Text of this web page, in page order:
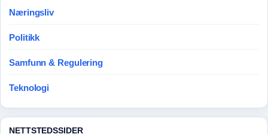
Næringsliv
Politikk
Samfunn & Regulering
Teknologi
NETTSTEDSSIDER